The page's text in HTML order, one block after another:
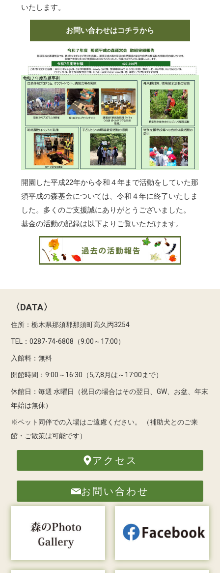
いたします。
お問い合わせはコチラから
開園した平成22年から令和４年まで活動をしていた那
須平成の森基金については、令和４年に終了いたしま
した。多くのご支援誠にありがとうございました。
基金の活動の記録は以下よりご覧いただけます。
〈DATA〉
住所：栃木県那須郡那須町高久丙3254
TEL：0287-74-6808（9:00～17:00）
入館料：無料
開館時間：9:00～16:30（5,7,8月は～17:00まで）
休館日：毎週 水曜日（祝日の場合はその翌日、GW、お盆、年末
年始は無休）
※ペット同伴での入場はご遠慮ください。
（補助犬とのご来
館・ご散策は可能です）
アクセス
お問い合わせ